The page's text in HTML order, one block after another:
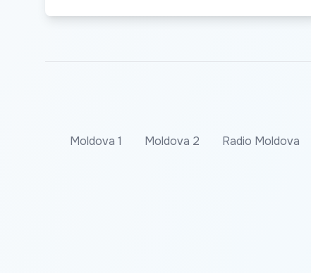
Moldova 1 Moldova 2 Radio Moldova